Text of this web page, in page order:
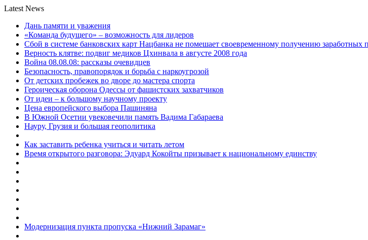
Latest News
Дань памяти и уважения
«Команда будущего» – возможность для лидеров
Сбой в системе банковских карт Нацбанка не помешает своевременному получению заработных
Верность клятве: подвиг медиков Цхинвала в августе 2008 года
Война 08.08.08: рассказы очевидцев
Безопасность, правопорядок и борьба с наркоугрозой
От детских пробежек во дворе до мастера спорта
Героическая оборона Одессы от фашистских захватчиков
От идеи – к большому научному проекту
Цена европейского выбора Пашиняна
В Южной Осетии увековечили память Вадима Габараева
Науру, Грузия и большая геополитика
Как заставить ребенка учиться и читать летом
Время открытого разговора: Эдуард Кокойты призывает к национальному единству
Модернизация пункта пропуска «Нижний Зарамаг»